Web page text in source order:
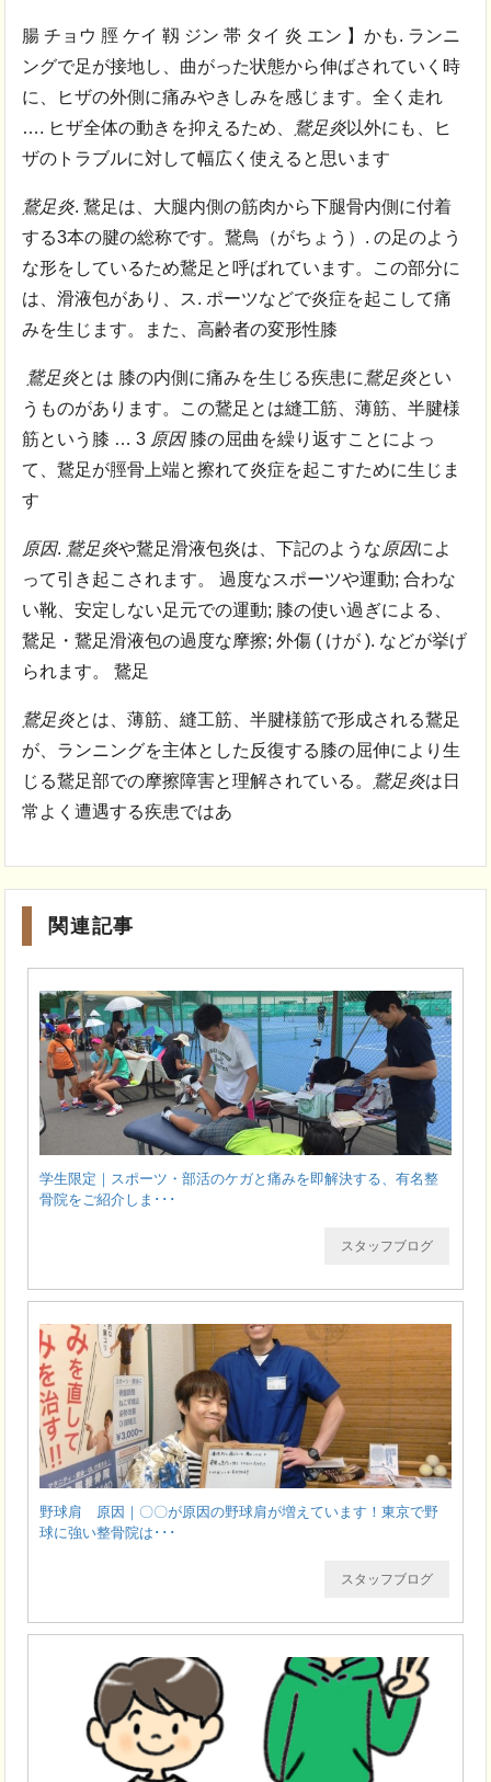
腸 チョウ 脛 ケイ 靱 ジン 帯 タイ 炎 エン 】かも. ランニ
ングで足が接地し、曲がった状態から伸ばされていく時
に、ヒザの外側に痛みやきしみを感じます。全く走れ
…. ヒザ全体の動きを抑えるため、 鵞足炎以外にも、ヒ
ザのトラブルに対して幅広く使えると思います
鵞足炎. 鵞足は、大腿内側の筋肉から下腿骨内側に付着
する3本の腱の総称です。鵞鳥（がちょう）. の足のよう
な形をしているため鵞足と呼ばれています。この部分に
は、滑液包があり、ス. ポーツなどで炎症を起こして痛
みを生じます。また、高齢者の変形性膝
鵞足炎とは 膝の内側に痛みを生じる疾患に 鵞足炎とい
うものがあります。 この鵞足とは縫工筋、薄筋、半腱様
筋という膝 … 3 原因膝の屈曲を繰り返すことによっ
て、鵞足が脛骨上端と擦れて炎症を起こすために生じま
す
原因. 鵞足炎や鵞足滑液包炎は、下記のような原因によ
って引き起こされます。 過度なスポーツや運動; 合わな
い靴、安定しない足元での運動; 膝の使い過ぎによる、
鵞足・鵞足滑液包の過度な摩擦; 外傷 ( けが ). などが挙げ
られます。 鵞足
鵞足炎とは、薄筋、縫工筋、半腱様筋で形成される鵞足
が、ランニングを主体とした反復する膝の屈伸により生
じる鵞足部での摩擦障害と理解されている。 鵞足炎は日
常よく遭遇する疾患ではあ
関連記事
学生限定｜スポーツ・部活のケガと痛みを即解決する、有名整
骨院をご紹介しま･･･
スタッフブログ
野球肩 原因｜〇〇が原因の野球肩が増えています！東京で野
球に強い整骨院は･･･
スタッフブログ